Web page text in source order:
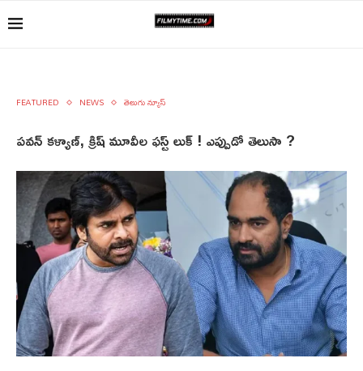
FEATURED NEWS తెలుగు న్యూస్
పవన్ కళ్యాణ్, క్రిష్ మూవీల ఫస్ట్ లుక్ ! ఎప్పుడో తెలుసా ?